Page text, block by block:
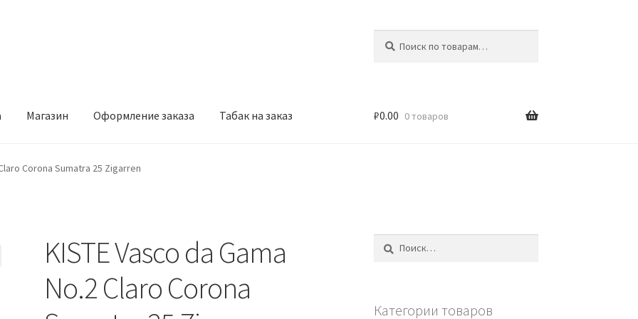
Магазин Оформление заказа Табак на заказ
заказа Табак на заказ
₽0.00 0 товаров
Corona Sumatra 25 Zigarren
KISTE Vasco da Gama
No.2 Claro Corona
Найти:
Категории товаров